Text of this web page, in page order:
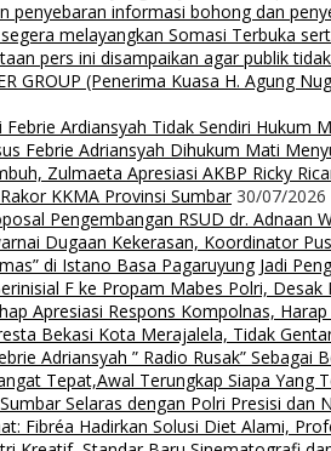
penyebaran informasi bohong dan
melayangkan Somasi Terbuka
pers ini disampaikan agar publik
GROUP (Penerima Kuasa H. Agung
Febrie Ardiansyah Tidak Sendiri Hukum
Febrie Adriansyah Dihukum Mati
Zulmaeta Apresiasi AKBP Ricky
KKMA Provinsi Sumbar 30/07/2026
Pengembangan RSUD dr. Adnaan
Dugaan Kekerasan, Koordinator
di Istano Basa Pagaruyung Jadi
F ke Propam Mabes Polri, Desak
Apresiasi Respons Kompolnas,
Bekasi Kota Merajalela, Tidak
Adriansyah ” Radio Rusak” Sebagai
Tepat,Awal Terungkap Siapa
Selaras dengan Polri Presisi dan
Fibréa Hadirkan Solusi Diet Alami,